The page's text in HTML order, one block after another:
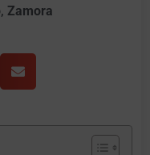
, Zamora